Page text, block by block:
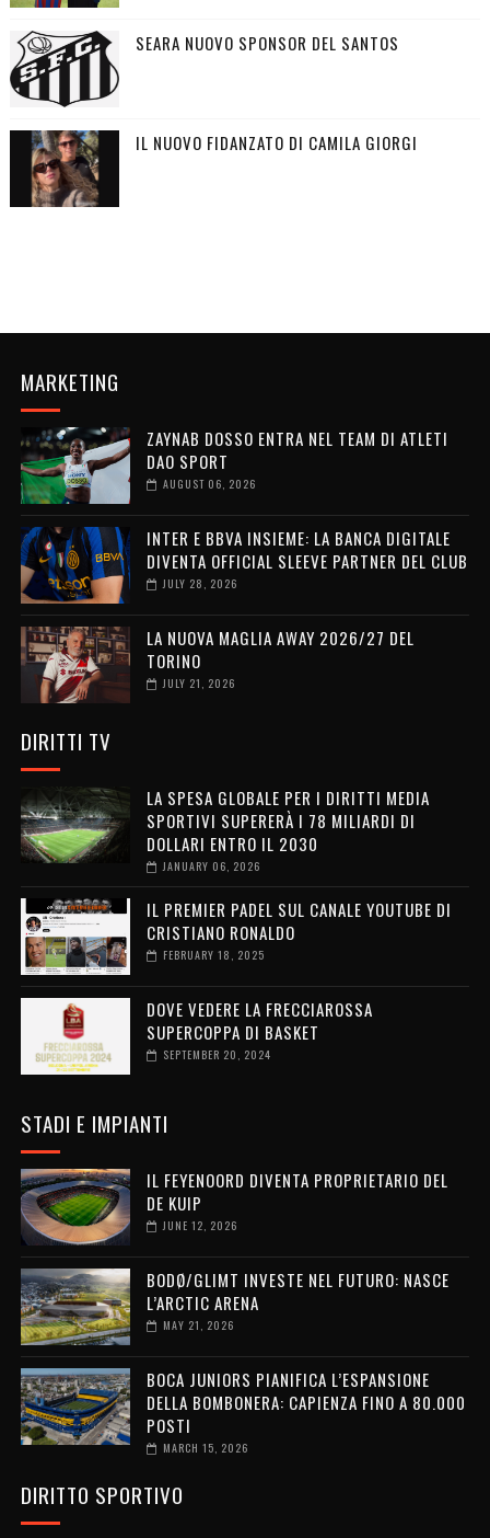
SEARA NUOVO SPONSOR DEL SANTOS
IL NUOVO FIDANZATO DI CAMILA GIORGI
MARKETING
ZAYNAB DOSSO ENTRA NEL TEAM DI ATLETI
DAO SPORT
AUGUST 06, 2026
INTER E BBVA INSIEME: LA BANCA DIGITALE
DIVENTA OFFICIAL SLEEVE PARTNER DEL CLUB
JULY 28, 2026
LA NUOVA MAGLIA AWAY 2026/27 DEL
TORINO
JULY 21, 2026
DIRITTI TV
LA SPESA GLOBALE PER I DIRITTI MEDIA
SPORTIVI SUPERERÀ I 78 MILIARDI DI
DOLLARI ENTRO IL 2030
JANUARY 06, 2026
IL PREMIER PADEL SUL CANALE YOUTUBE DI
CRISTIANO RONALDO
FEBRUARY 18, 2025
DOVE VEDERE LA FRECCIAROSSA
SUPERCOPPA DI BASKET
SEPTEMBER 20, 2024
STADI E IMPIANTI
IL FEYENOORD DIVENTA PROPRIETARIO DEL
DE KUIP
JUNE 12, 2026
BODØ/GLIMT INVESTE NEL FUTURO: NASCE
L’ARCTIC ARENA
MAY 21, 2026
BOCA JUNIORS PIANIFICA L’ESPANSIONE
DELLA BOMBONERA: CAPIENZA FINO A 80.000
POSTI
MARCH 15, 2026
DIRITTO SPORTIVO